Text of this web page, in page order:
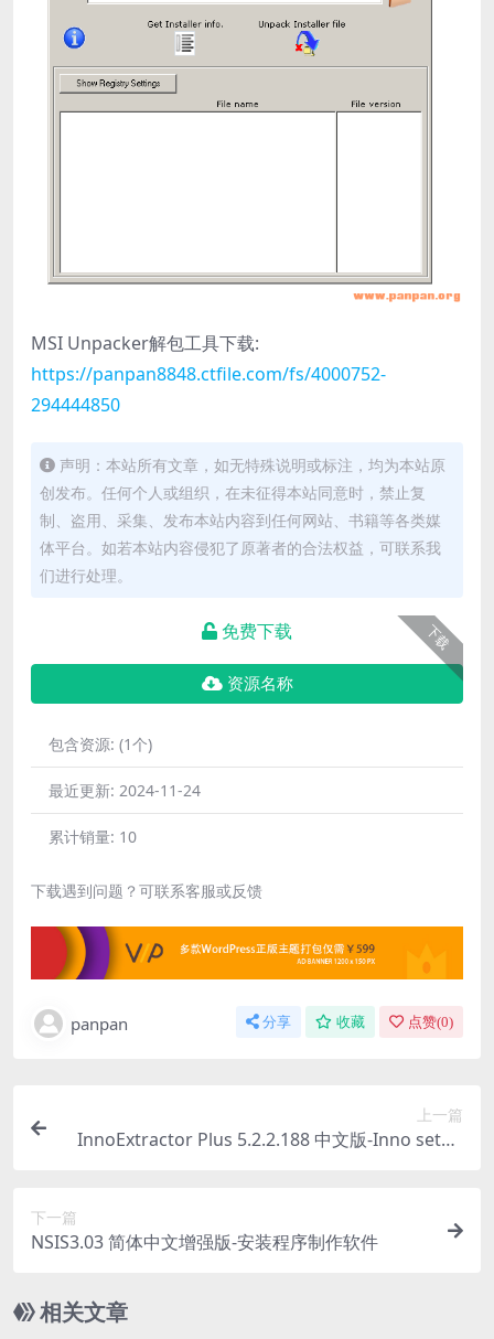
MSI Unpacker解包工具下载:
https://panpan8848.ctfile.com/fs/4000752-
294444850
声明：本站所有文章，如无特殊说明或标注，均为本站原
创发布。任何个人或组织，在未征得本站同意时，禁止复
制、盗用、采集、发布本站内容到任何网站、书籍等各类媒
体平台。如若本站内容侵犯了原著者的合法权益，可联系我
们进行处理。
下载
免费下载
资源名称
包含资源: (1个)
最近更新: 2024-11-24
累计销量: 10
下载遇到问题？可联系客服或反馈
panpan 分享 收藏 点赞(0)
上一篇
InnoExtractor Plus 5.2.2.188 中文版-Inno setup
下一篇
NSIS3.03 简体中文增强版-安装程序制作软件
相关文章